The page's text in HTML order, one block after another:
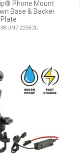
Phone Mount
Base & Backer
Plate
UN7-225B2U